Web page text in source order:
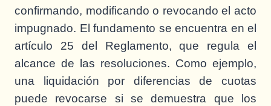
confirmando, modificando o revocando el acto
impugnado. El fundamento se encuentra en el
artículo 25 del Reglamento, que regula el
alcance de las resoluciones. Como ejemplo,
una liquidación por diferencias de cuotas
puede revocarse si se demuestra que los